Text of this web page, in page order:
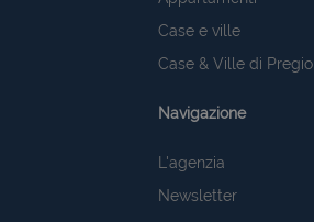
Case e ville
Case & Ville di Pregio
Navigazione
L'agenzia
Newsletter